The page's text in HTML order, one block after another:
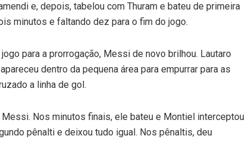
e, depois, tabelou com Thuram e bateu de primeira
minutos e faltando dez para o fim do jogo.
para a prorrogação, Messi de novo brilhou. Lautaro
dentro da pequena área para empurrar para as
a linha de gol.
Nos minutos finais, ele bateu e Montiel interceptou
pênalti e deixou tudo igual. Nos pênaltis, deu